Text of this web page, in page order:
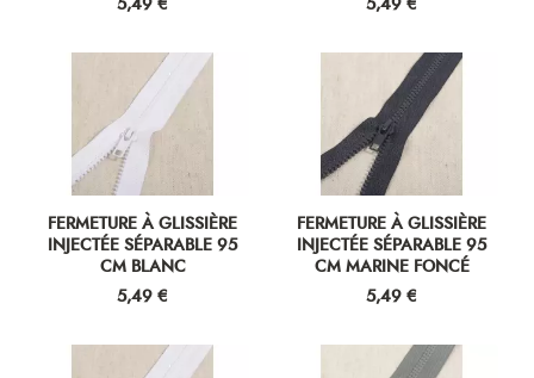
5,49 € 5,49 €
FERMETURE À GLISSIÈRE
INJECTÉE SÉPARABLE 95
CM BLANC
Prix
5,49 €
FERMETURE À GLISSIÈRE
INJECTÉE SÉPARABLE 95
CM MARINE FONCÉ
Prix
5,49 €